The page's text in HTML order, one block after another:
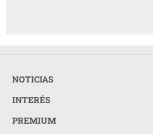
NOTICIAS
INTERÉS
PREMIUM